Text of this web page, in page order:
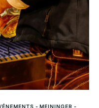
- MEININGER -